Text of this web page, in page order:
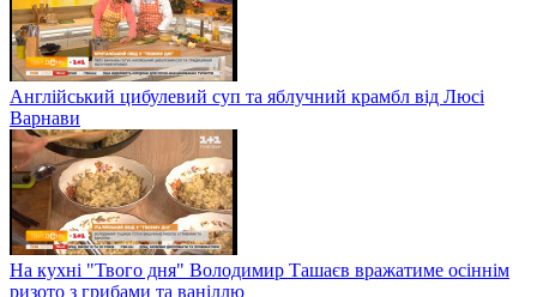
Англійський цибулевий суп та яблучний крамбл від Люсі
Варнави
На кухні "Твого дня" Володимир Ташаєв вражатиме осіннім
ризото з грибами та ваніллю